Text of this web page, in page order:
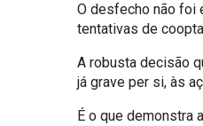
O desfecho não foi
tentativas de
A robusta decisão
já grave per si, às
É o que demonstra